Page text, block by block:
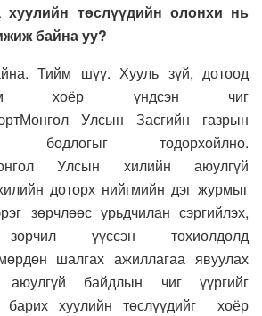
хуулийн төслүүдийн олонхи нь
байна уу?
Тийм шүү. Хууль зүй, дотоод
хоёр үндсэн чиг
Монгол Улсын Засгийн газрын
тодорхойлно.
Улсын хилийн аюулгүй
доторх нийгмийн дэг журмыг
зөрчлөөс урьдчилан сэргийлэх,
үүссэн тохиолдолд
шалгах ажиллагаа явуулах
аюулгүй байдлын чиг үүргийг
барих хуулийн төслүүдийг
хоёр